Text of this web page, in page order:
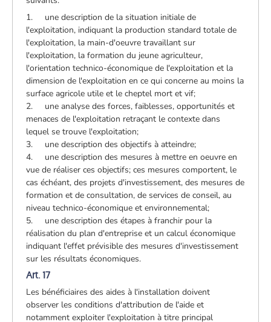
1. une description de la situation initiale de
l'exploitation, indiquant la production standard totale de
l'exploitation, la main-d'oeuvre travaillant sur
l'exploitation, la formation du jeune agriculteur,
l'orientation technico-économique de l'exploitation et la
dimension de l'exploitation en ce qui concerne au moins la
surface agricole utile et le cheptel mort et vif;
2. une analyse des forces, faiblesses, opportunités et
menaces de l'exploitation retraçant le contexte dans
lequel se trouve l'exploitation;
3. une description des objectifs à atteindre;
4. une description des mesures à mettre en oeuvre en
vue de réaliser ces objectifs; ces mesures comportent, le
cas échéant, des projets d'investissement, des mesures de
formation et de consultation, de services de conseil, au
niveau technico-économique et environnemental;
5. une description des étapes à franchir pour la
réalisation du plan d'entreprise et un calcul économique
indiquant l'effet prévisible des mesures d'investissement
sur les résultats économiques.
Art. 17
Les bénéficiaires des aides à l'installation doivent
observer les conditions d'attribution de l'aide et
notamment exploiter l'exploitation à titre principal